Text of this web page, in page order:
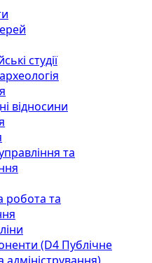
студії
відносини
та
робота та
(D4 Публічне